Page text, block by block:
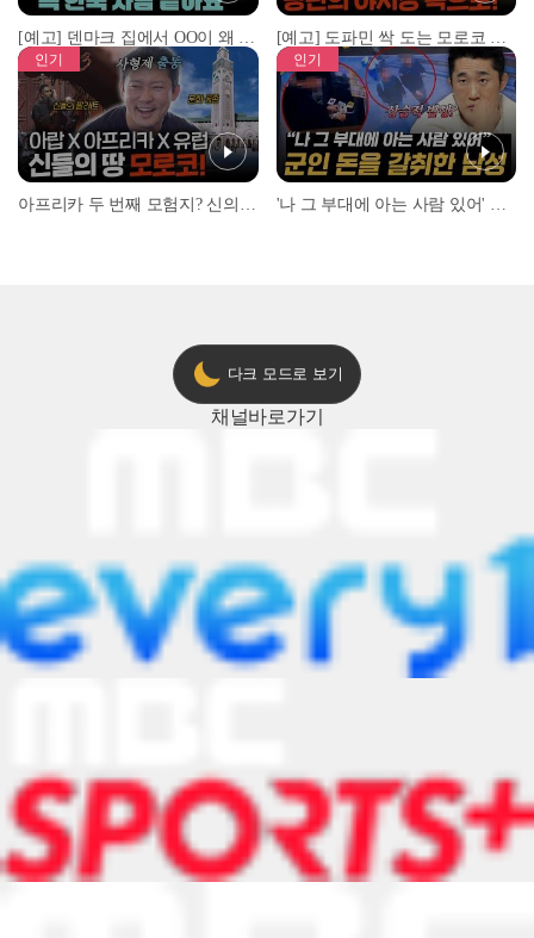
[예고] 덴마크 집에서 OO이 왜 나와...? 이상할 정도로 한국을 사랑하는 우리 형을 제보합니다! [예고] 도파민 싹 도는 모로코 야시장 투어!
인기 인기
다크 모드로 보기
채널바로가기